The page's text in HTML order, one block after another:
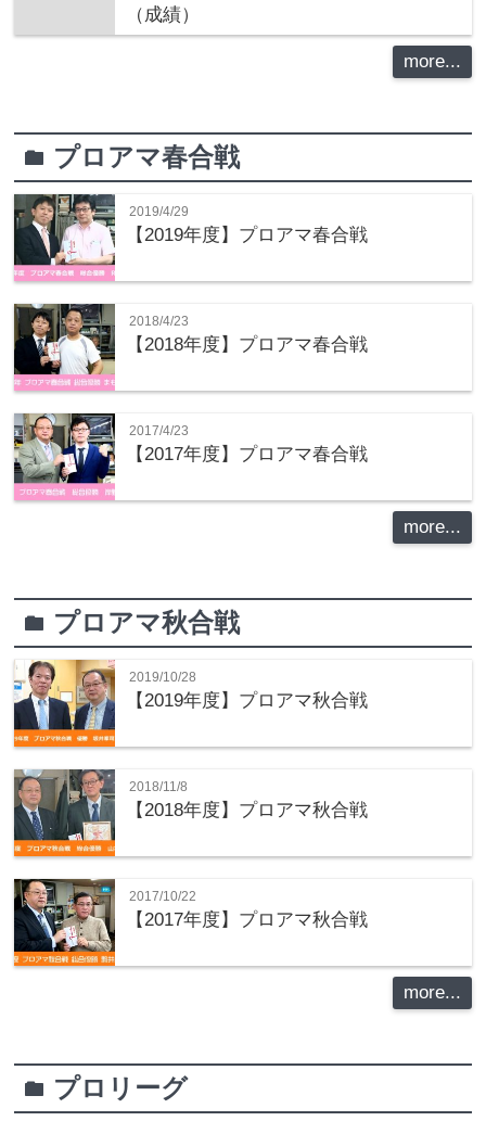
（成績）
more...
folder プロアマ春合戦
2019/4/29
【2019年度】プロアマ春合戦
2018/4/23
【2018年度】プロアマ春合戦
2017/4/23
【2017年度】プロアマ春合戦
more...
folder プロアマ秋合戦
2019/10/28
【2019年度】プロアマ秋合戦
2018/11/8
【2018年度】プロアマ秋合戦
2017/10/22
【2017年度】プロアマ秋合戦
more...
folder プロリーグ